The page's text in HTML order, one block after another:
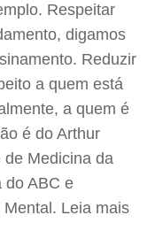
Respeitar
digamos
Reduzir
a quem está
a quem é
é do Arthur
de Medicina da
do ABC e
Leia mais